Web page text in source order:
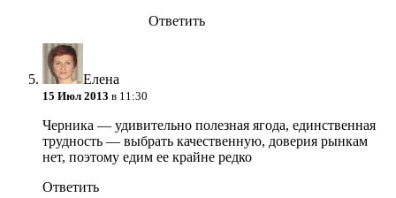
Ответить
Елена
15 Июл 2013 в 11:30
Черника — удивительно полезная ягода, единственная
трудность — выбрать качественную, доверия рынкам
нет, поэтому едим ее крайне редко
Ответить